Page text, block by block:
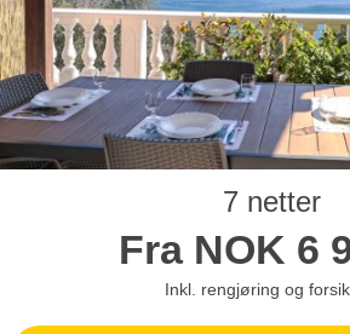
7 netter
Fra NOK 6
Inkl. rengjøring og